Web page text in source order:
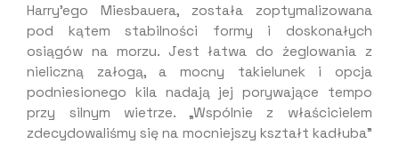
Harry’ego Miesbauera, została zoptymalizowana
pod kątem stabilności formy i doskonałych
osiągów na morzu. Jest łatwa do żeglowania z
nieliczną załogą, a mocny takielunek i opcja
podniesionego kila nadają jej porywające tempo
przy silnym wietrze. „Wspólnie z właścicielem
zdecydowaliśmy się na mocniejszy kształt kadłuba”